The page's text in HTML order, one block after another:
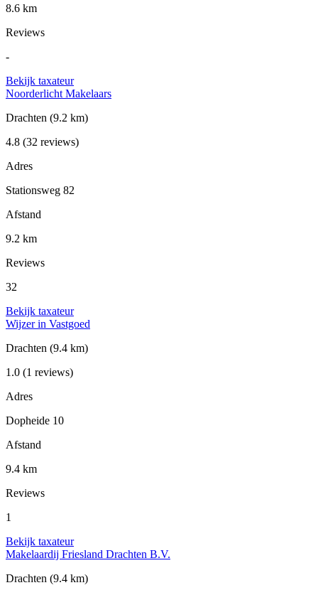
8.6 km
Reviews
-
Bekijk taxateur
Noorderlicht Makelaars
Drachten (9.2 km)
4.8 (32 reviews)
Adres
Stationsweg 82
Afstand
9.2 km
Reviews
32
Bekijk taxateur
Wijzer in Vastgoed
Drachten (9.4 km)
1.0 (1 reviews)
Adres
Dopheide 10
Afstand
9.4 km
Reviews
1
Bekijk taxateur
Makelaardij Friesland Drachten B.V.
Drachten (9.4 km)